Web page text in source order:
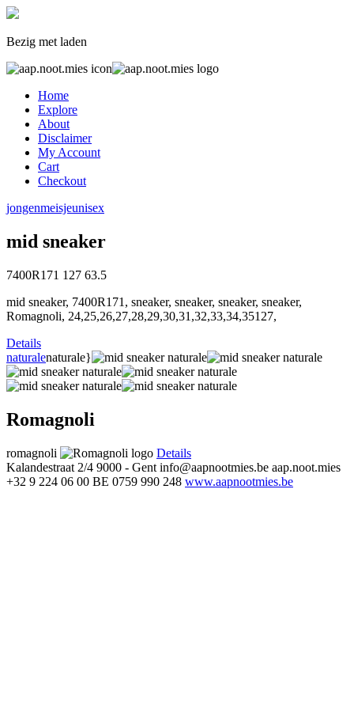
Bezig met laden
Home
Explore
About
Disclaimer
My Account
Cart
Checkout
jongenmeisjeunisex
mid sneaker
7400R171 127 63.5
mid sneaker, 7400R171, sneaker, sneaker, sneaker, sneaker,
Romagnoli, 24,25,26,27,28,29,30,31,32,33,34,35127,
Details
naturalenaturale}
Romagnoli
romagnoli
Details
Kalandestraat 2/4 9000 - Gent info@aapnootmies.be aap.noot.mies
+32 9 224 06 00 BE 0759 990 248 www.aapnootmies.be